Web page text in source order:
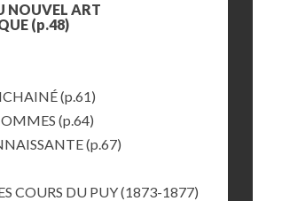
NOUVEL ART
(p.48)
(p.61)
(p.64)
(p.67)
COURS DU PUY (1873-1877)